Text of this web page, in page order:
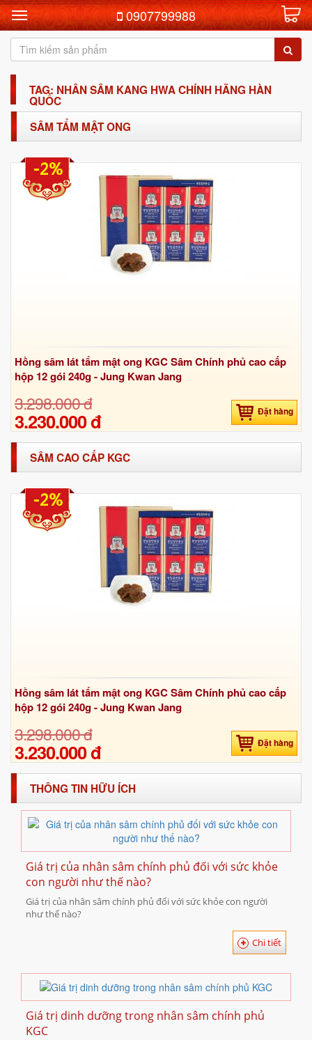
0907799988
TAG: NHÂN SÂM KANG HWA CHÍNH HÃNG HÀN
QUỐC
SÂM TẨM MẬT ONG
Hồng sâm lát tẩm mật ong KGC Sâm Chính phủ cao cấp
hộp 12 gói 240g - Jung Kwan Jang
3.298.000 đ
3.230.000 đ Đặt hàng
-2%
SÂM CAO CẤP KGC
Hồng sâm lát tẩm mật ong KGC Sâm Chính phủ cao cấp
hộp 12 gói 240g - Jung Kwan Jang
3.298.000 đ
3.230.000 đ Đặt hàng
-2%
THÔNG TIN HỮU ÍCH
Giá trị của nhân sâm chính phủ đối với sức khỏe
con người như thế nào?
Giá trị của nhân sâm chính phủ đối với sức khỏe con người
như thế nào?
Chi tiết
Giá trị dinh dưỡng trong nhân sâm chính phủ
KGC